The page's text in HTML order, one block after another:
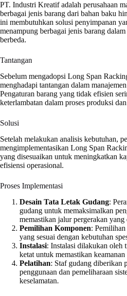
PT. Industri Kreatif adalah perusahaan
berbagai jenis barang dari bahan baku
ini membutuhkan solusi penyimpanan
menampung berbagai jenis barang
berbeda.
Tantangan
Sebelum mengadopsi Long Span
menghadapi tantangan dalam
Pengaturan barang yang tidak efisien
keterlambatan dalam proses produksi
Solusi
Setelah melakukan analisis kebutuhan,
mengimplementasikan Long Span
yang disesuaikan untuk meningkatkan
efisiensi operasional.
Proses Implementasi
Desain Tata Letak Gudang:
gudang untuk memaksimalkan
memastikan jalur pergerakan yang
Pemilihan Komponen:
yang sesuai dengan kebutuhan
Instalasi: Instalasi dilakukan oleh
ketat untuk memastikan
Pelatihan: Staf gudang diberikan
penggunaan dan pemeliharaan
keselamatan.